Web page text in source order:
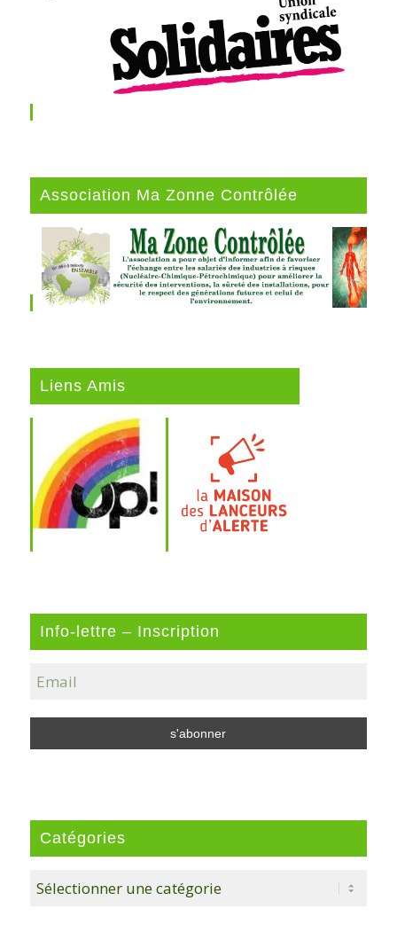
Association Ma Zonne Contrôlée
Liens Amis
Info-lettre – Inscription
Catégories
Catégories